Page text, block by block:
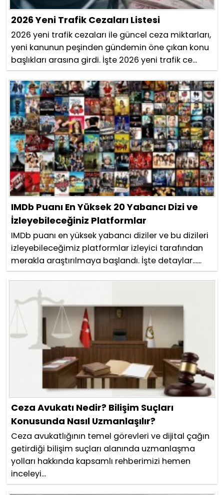
2026 Yeni Trafik Cezaları Listesi
2026 yeni trafik cezaları ile güncel ceza miktarları,
yeni kanunun peşinden gündemin öne çıkan konu
başlıkları arasına girdi. İşte 2026 yeni trafik ce...
IMDb Puanı En Yüksek 20 Yabancı Dizi ve
İzleyebileceğiniz Platformlar
IMDb puanı en yüksek yabancı diziler ve bu dizileri
izleyebileceğimiz platformlar izleyici tarafından
merakla araştırılmaya başlandı. İşte detaylar......
Ceza Avukatı Nedir? Bilişim Suçları
Konusunda Nasıl Uzmanlaşılır?
Ceza avukatlığının temel görevleri ve dijital çağın
getirdiği bilişim suçları alanında uzmanlaşma
yolları hakkında kapsamlı rehberimizi hemen
inceleyi...